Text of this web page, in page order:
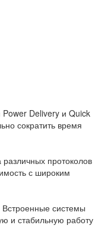
Power Delivery и Quick
сократить время
протоколов
с широким
Встроенные системы
и стабильную работу